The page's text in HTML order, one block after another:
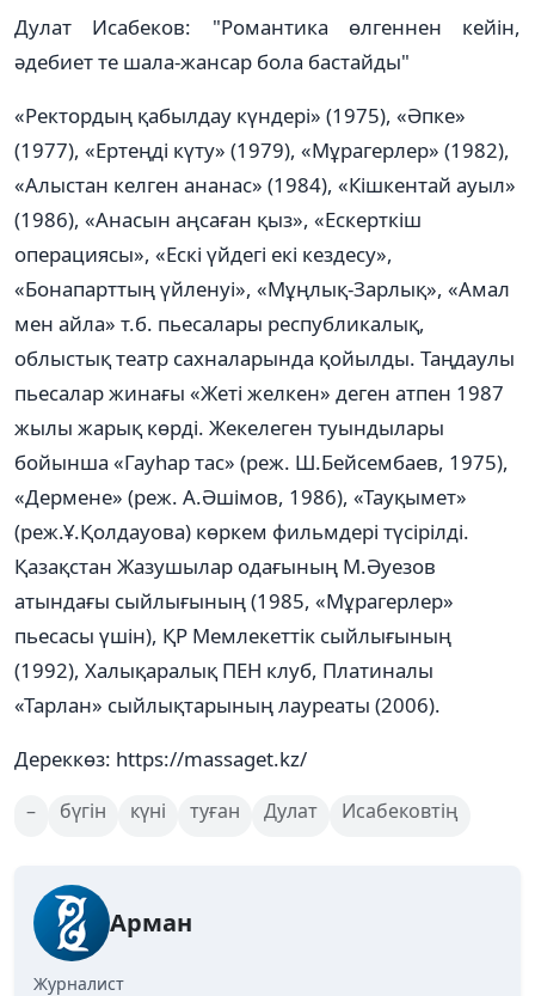
Дулат Исабеков: "Романтика өлгеннен кейін,
әдебиет те шала-жансар бола бастайды"
«Ректордың қабылдау күндері» (1975), «Әпке»
(1977), «Ертеңді күту» (1979), «Мұрагерлер» (1982),
«Алыстан келген ананас» (1984), «Кішкентай ауыл»
(1986), «Анасын аңсаған қыз», «Ескерткіш
операциясы», «Ескі үйдегі екі кездесу»,
«Бонапарттың үйленуі», «Мұңлық-Зарлық», «Амал
мен айла» т.б. пьесалары республикалық,
облыстық театр сахналарында қойылды. Таңдаулы
пьесалар жинағы «Жеті желкен» деген атпен 1987
жылы жарық көрді. Жекелеген туындылары
бойынша «Гауһар тас» (реж. Ш.Бейсембаев, 1975),
«Дермене» (реж. А.Әшімов, 1986), «Тауқымет»
(реж.Ұ.Қолдауова) көркем фильмдері түсірілді.
Қазақстан Жазушылар одағының М.Әуезов
атындағы сыйлығының (1985, «Мұрагерлер»
пьесасы үшін), ҚР Мемлекеттік сыйлығының
(1992), Халықаралық ПЕН клуб, Платиналы
«Тарлан» сыйлықтарының лауреаты (2006).
Дереккөз: https://massaget.kz/
– бүгін күні туған Дулат Исабековтің
Арман
Журналист